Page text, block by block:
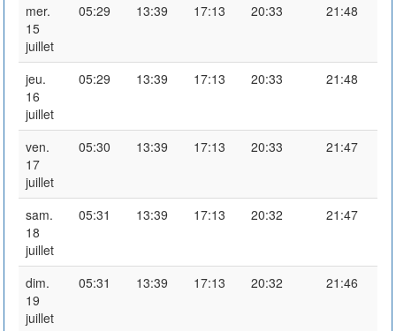
mer.
15
juillet
05:29 13:39 17:13 20:33 21:48
jeu.
16
juillet
05:29 13:39 17:13 20:33 21:48
ven.
17
juillet
05:30 13:39 17:13 20:33 21:47
sam.
18
juillet
05:31 13:39 17:13 20:32 21:47
dim.
19
juillet
05:31 13:39 17:13 20:32 21:46